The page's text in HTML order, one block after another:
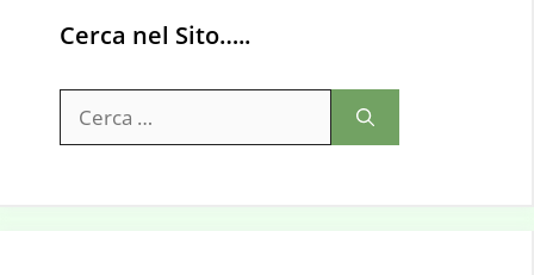
Cerca nel Sito…..
per: